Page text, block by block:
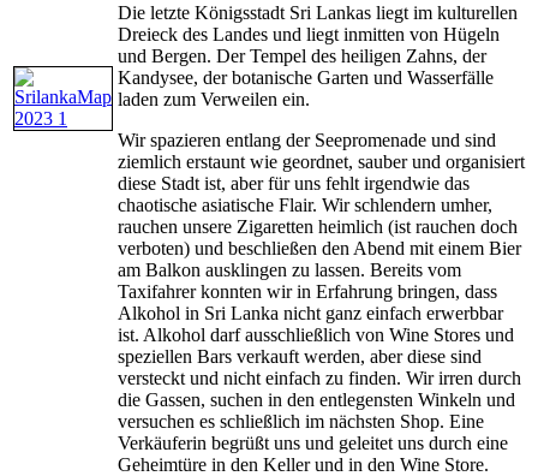
Die letzte Königsstadt Sri Lankas liegt im kulturellen
Dreieck des Landes und liegt inmitten von Hügeln
und Bergen. Der Tempel des heiligen Zahns, der
Kandysee, der botanische Garten und Wasserfälle
laden zum Verweilen ein.
Wir spazieren entlang der Seepromenade und sind
ziemlich erstaunt wie geordnet, sauber und organisiert
diese Stadt ist, aber für uns fehlt irgendwie das
chaotische asiatische Flair. Wir schlendern umher,
rauchen unsere Zigaretten heimlich (ist rauchen doch
verboten) und beschließen den Abend mit einem Bier
am Balkon ausklingen zu lassen. Bereits vom
Taxifahrer konnten wir in Erfahrung bringen, dass
Alkohol in Sri Lanka nicht ganz einfach erwerbbar
ist. Alkohol darf ausschließlich von Wine Stores und
speziellen Bars verkauft werden, aber diese sind
versteckt und nicht einfach zu finden. Wir irren durch
die Gassen, suchen in den entlegensten Winkeln und
versuchen es schließlich im nächsten Shop. Eine
Verkäuferin begrüßt uns und geleitet uns durch eine
Geheimtüre in den Keller und in den Wine Store.